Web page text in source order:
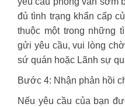
đủ tình trạng khẩn cấp
thuộc một trong những
gửi yêu cầu, vui lòng
sứ quán hoặc Lãnh sự
Bước 4: Nhận phản hồi
Nếu yêu cầu của bạn